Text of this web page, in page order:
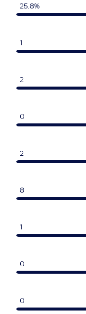
25.8%
1
2
0
2
8
1
0
0